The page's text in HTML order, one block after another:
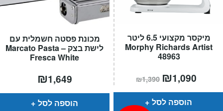
מכונת פסטה חשמלית עם
לישת בצק – Marcato Pasta
Fresca White
₪1,649
הוספה לסל
מיקסר מקצועי 6.5 ליטר
Morphy Richards Artist
48963
₪1,390 המחיר
המקורי
היה:
₪1,390.
₪1,090
הוא:
הוספה לסל